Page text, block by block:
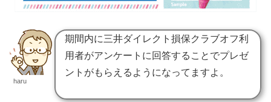
haru
期間内に三井ダイレクト損保クラブオフ利
用者がアンケートに回答することでプレゼ
ントがもらえるようになってますよ。